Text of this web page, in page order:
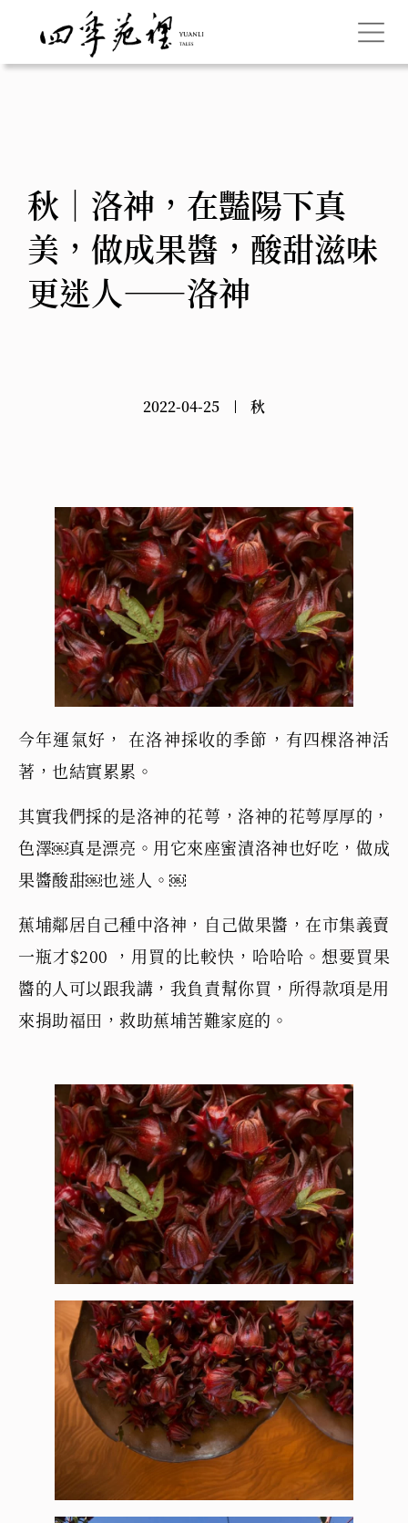
秋｜洛神，在豔陽下真
美，做成果醬，酸甜滋味
更迷人——洛神
2022-04-25 秋
今年運氣好， 在洛神採收的季節，有四棵洛神活
著，也結實累累。
其實我們採的是洛神的花萼，洛神的花萼厚厚的，
色澤￼真是漂亮。用它來座蜜漬洛神也好吃，做成
果醬酸甜￼也迷人。￼
蕉埔鄰居自己種中洛神，自己做果醬，在市集義賣
一瓶才$200 ，用買的比較快，哈哈哈。想要買果
醬的人可以跟我講，我負責幫你買，所得款項是用
來捐助福田，救助蕉埔苦難家庭的。